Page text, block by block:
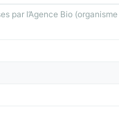
par l’Agence Bio